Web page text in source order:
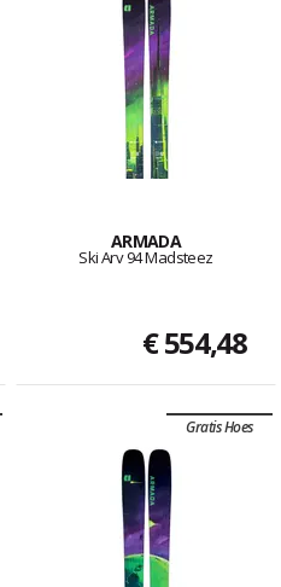
ARMADA
Ski Arv 94 Madsteez
€ 554,48
Gratis Hoes